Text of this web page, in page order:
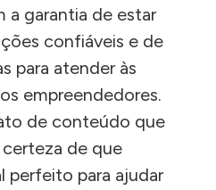
a garantia de estar
confiáveis e de
para atender às
empreendedores.
de conteúdo que
de que
perfeito para ajudar